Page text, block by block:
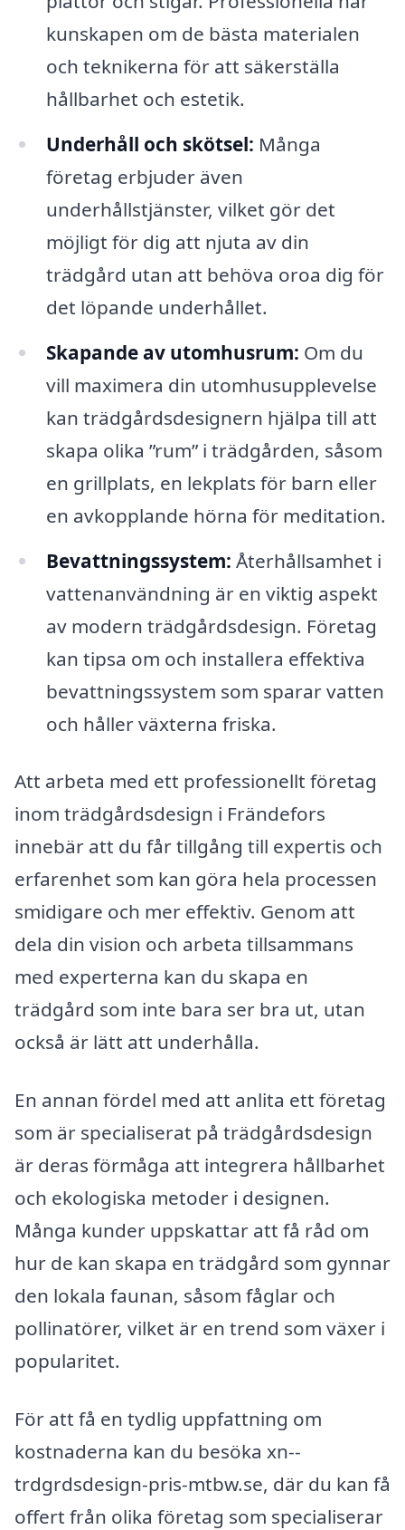
kunskapen om de bästa materialen
och teknikerna för att säkerställa
hållbarhet och estetik.
Underhåll och skötsel: Många
företag erbjuder även
underhållstjänster, vilket gör det
möjligt för dig att njuta av din
trädgård utan att behöva oroa dig för
det löpande underhållet.
Skapande av utomhusrum: Om du
vill maximera din utomhusupplevelse
kan trädgårdsdesignern hjälpa till att
skapa olika ”rum” i trädgården, såsom
en grillplats, en lekplats för barn eller
en avkopplande hörna för meditation.
Bevattningssystem: Återhållsamhet i
vattenanvändning är en viktig aspekt
av modern trädgårdsdesign. Företag
kan tipsa om och installera effektiva
bevattningssystem som sparar vatten
och håller växterna friska.
Att arbeta med ett professionellt företag
inom trädgårdsdesign i Frändefors
innebär att du får tillgång till expertis och
erfarenhet som kan göra hela processen
smidigare och mer effektiv. Genom att
dela din vision och arbeta tillsammans
med experterna kan du skapa en
trädgård som inte bara ser bra ut, utan
också är lätt att underhålla.
En annan fördel med att anlita ett företag
som är specialiserat på trädgårdsdesign
är deras förmåga att integrera hållbarhet
och ekologiska metoder i designen.
Många kunder uppskattar att få råd om
hur de kan skapa en trädgård som gynnar
den lokala faunan, såsom fåglar och
pollinatörer, vilket är en trend som växer i
popularitet.
För att få en tydlig uppfattning om
kostnaderna kan du besöka xn--
trdgrdsdesign-pris-mtbw.se, där du kan få
offert från olika företag som specialiserar